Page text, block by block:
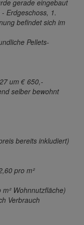
gerade eingebaut
Erdgeschoss, 1.
befindet sich im
Pellets-
um € 650,-
selber bewohnt
bereits inkludiert)
pro m²
Wohnnutzfläche)
Verbrauch